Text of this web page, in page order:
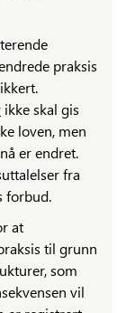
praksis
ikke skal gis
loven, men
er endret.
fra
forbud.
at
til grunn
som
vil